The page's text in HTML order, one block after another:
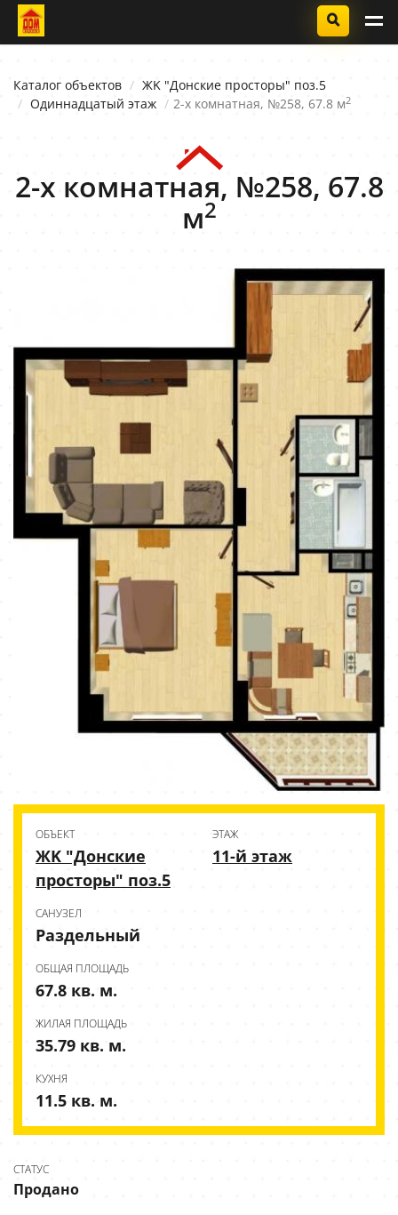
Каталог объектов
ЖK "Донские просторы" поз.5
Одиннадцатый этаж
2-х комнатная, №258, 67.8 м2
2-х комнатная, №258, 67.8
м2
ОБЪЕКТ
ЖK "Донские
просторы" поз.5
ЭТАЖ
11-й этаж
CАНУЗЕЛ
Раздельный
ОБЩАЯ ПЛОЩАДЬ
67.8 кв. м.
ЖИЛАЯ ПЛОЩАДЬ
35.79 кв. м.
КУХНЯ
11.5 кв. м.
СТАТУС
Продано